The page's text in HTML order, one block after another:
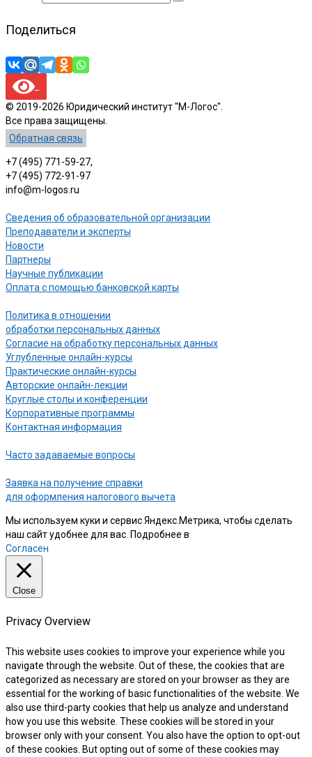
Поделиться
© 2019-2026 Юридический институт "М-Логос".
Все права защищены.
Обратная связь
+7 (495) 771-59-27,
+7 (495) 772-91-97
info@m-logos.ru
Сведения об образовательной организации
Преподаватели и эксперты
Новости
Партнеры
Научные публикации
Оплата с помощью банковской карты
Политика в отношении
обработки персональных данных
Согласие на обработку персональных данных
Углубленные онлайн-курсы
Практические онлайн-курсы
Авторские онлайн-лекции
Круглые столы и конференции
Корпоративные программы
Контактная информация
Часто задаваемые вопросы
Заявка на получение справки
для оформления налогового вычета
Мы используем куки и сервис Яндекс.Метрика, чтобы сделать
наш сайт удобнее для вас. Подробнее в
Согласен
Close
Privacy Overview
This website uses cookies to improve your experience while you
navigate through the website. Out of these, the cookies that are
categorized as necessary are stored on your browser as they are
essential for the working of basic functionalities of the website. We
also use third-party cookies that help us analyze and understand
how you use this website. These cookies will be stored in your
browser only with your consent. You also have the option to opt-out
of these cookies. But opting out of some of these cookies may